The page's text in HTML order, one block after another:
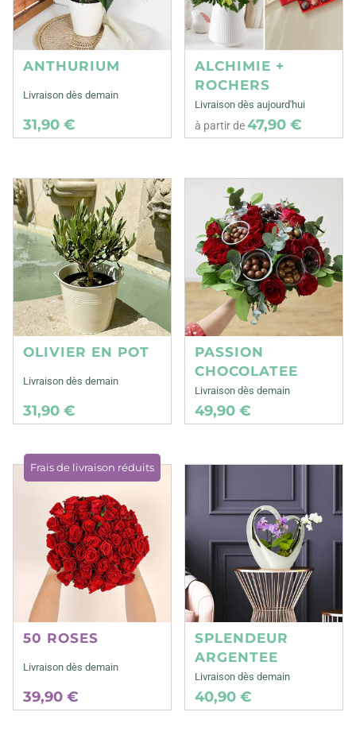
ANTHURIUM
Livraison dès demain
31,90 €
ALCHIMIE +
ROCHERS
Livraison dès aujourd'hui
à partir de47,90 €
OLIVIER EN POT
Livraison dès demain
31,90 €
PASSION
CHOCOLATEE
Livraison dès demain
49,90 €
Frais de livraison réduits
50 ROSES
Livraison dès demain
39,90 €
SPLENDEUR
ARGENTEE
Livraison dès demain
40,90 €